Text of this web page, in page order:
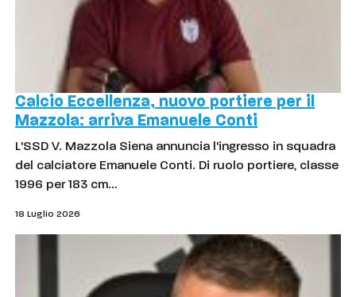
Calcio Eccellenza, nuovo portiere per il
Mazzola: arriva Emanuele Conti
L'SSD V. Mazzola Siena annuncia l'ingresso in squadra
del calciatore Emanuele Conti. Di ruolo portiere, classe
1996 per 183 cm…
18 Luglio 2026